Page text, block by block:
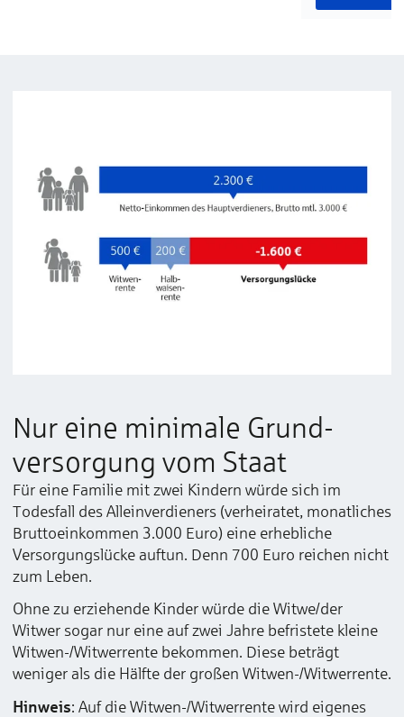
Nur eine minimale Grund­
versorgung vom Staat
Für eine Familie mit zwei Kindern würde sich im
Todesfall des Alleinverdieners (verheiratet, monatliches
Bruttoeinkommen 3.000 Euro) eine erhebliche
Versorgungslücke auftun. Denn 700 Euro reichen nicht
zum Leben.
Ohne zu erziehende Kinder würde die Witwe/der
Witwer sogar nur eine auf zwei Jahre befristete kleine
Witwen-/Witwerrente bekommen. Diese beträgt
weniger als die Hälfte der großen Witwen-/Witwerrente.
Hinweis: Auf die Witwen-/Witwerrente wird eigenes